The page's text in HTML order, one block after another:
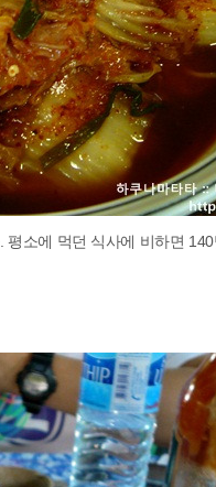
소에 먹던 식사에 비하면